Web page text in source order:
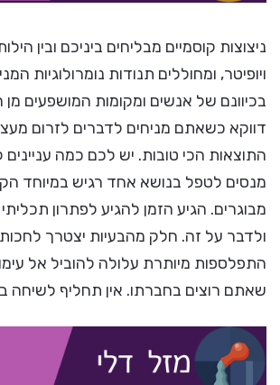
ניצוצות קוסמיים מבליחים ביניכם ובין
ויופיטר, ומחוללים תנודות נומרולוגיות
דווקא כשאתם מניחים לדברים לזרום
התוצאות הכי טובות. יש לכם כמה
מנסים לטפל בנושא אחד רגיש במיוחד
מבוגרים. הגיע הזמן להגיע לפתרון
ולדבר על זה. חלק מהבעיות יצטרך
התפלספות מיותרת עלולה להוביל אל
שאתם רוצים בחברתו. אין תחליף לשיחה